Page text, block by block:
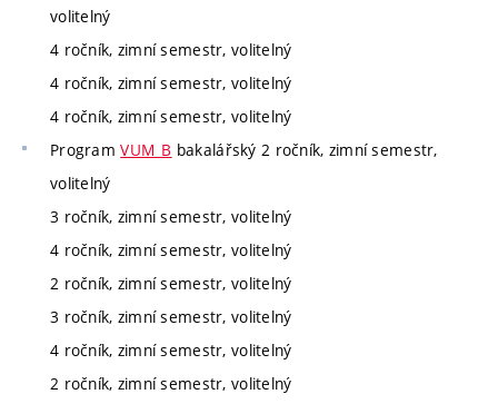
volitelný
4 ročník, zimní semestr, volitelný
4 ročník, zimní semestr, volitelný
4 ročník, zimní semestr, volitelný
ProgramVUM_B bakalářský 2 ročník, zimní semestr,
volitelný
3 ročník, zimní semestr, volitelný
4 ročník, zimní semestr, volitelný
2 ročník, zimní semestr, volitelný
3 ročník, zimní semestr, volitelný
4 ročník, zimní semestr, volitelný
2 ročník, zimní semestr, volitelný